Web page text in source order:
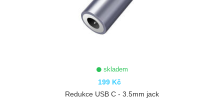
skladem
199 Kč
Redukce USB C - 3.5mm jack